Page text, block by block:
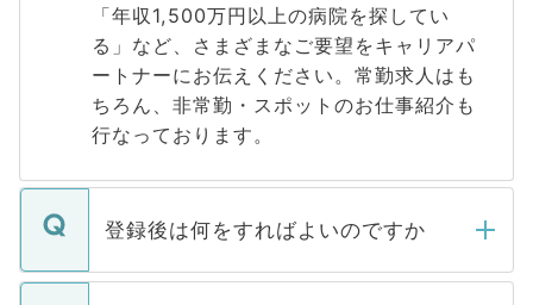
「年収1,500万円以上の病院を探してい
る」など、さまざまなご要望をキャリアパ
ートナーにお伝えください。常勤求人はも
ちろん、非常勤・スポットのお仕事紹介も
行なっております。
登録後は何をすればよいのですか
ご登録いただきましたら、弊社担当者がご